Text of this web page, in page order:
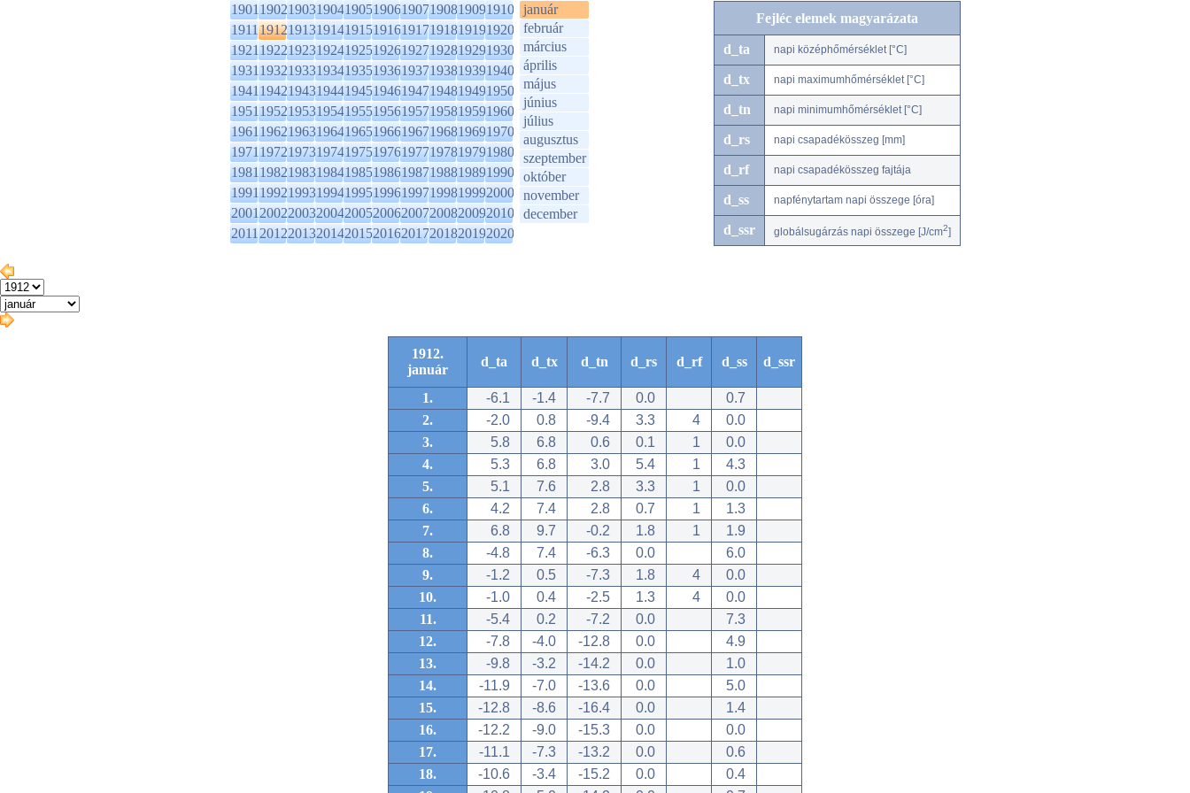
1901190219031904190519061907190819091910
1911191219131914191519161917191819191920
1921192219231924192519261927192819291930
1931193219331934193519361937193819391940
1941194219431944194519461947194819491950
1951195219531954195519561957195819591960
1961196219631964196519661967196819691970
1971197219731974197519761977197819791980
1981198219831984198519861987198819891990
1991199219931994199519961997199819992000
2001200220032004200520062007200820092010
2011201220132014201520162017201820192020
január
február
március
április
május
június
július
augusztus
szeptember
október
november
december
Fejléc elemek magyarázata
d_ta napi középhőmérséklet [°C]
d_tx napi maximumhőmérséklet [°C]
d_tn napi minimumhőmérséklet [°C]
d_rs napi csapadékösszeg [mm]
d_rf napi csapadékösszeg fajtája
d_ss napfénytartam napi összege [óra]
d_ssr globálsugárzás napi összege [J/cm2]
1912.
január
d_ta d_tx d_tn d_rs d_rf d_ss d_ssr
1. -6.1 -1.4 -7.7 0.0
0.7
2.
-2.0 0.8 -9.4 3.3 4
0.0
3.
5.8 6.8 0.6 0.1 1
0.0
4.
5.3 6.8 3.0 5.4 1
4.3
5.
5.1 7.6 2.8 3.3 1
0.0
6.
4.2 7.4 2.8 0.7 1
1.3
7.
6.8 9.7 -0.2 1.8 1
1.9
8.
-4.8 7.4 -6.3 0.0
6.0
9.
-1.2 0.5 -7.3 1.8 4
0.0
10.
-1.0 0.4 -2.5 1.3 4
0.0
11.
-5.4 0.2 -7.2 0.0
7.3
12.
-7.8 -4.0 -12.8 0.0
4.9
13.
-9.8 -3.2 -14.2 0.0
1.0
14.
-11.9 -7.0 -13.6 0.0
5.0
15.
-12.8 -8.6 -16.4 0.0
1.4
16.
-12.2 -9.0 -15.3 0.0
0.0
17.
-11.1 -7.3 -13.2 0.0
0.6
18.
-10.6 -3.4 -15.2 0.0
0.4